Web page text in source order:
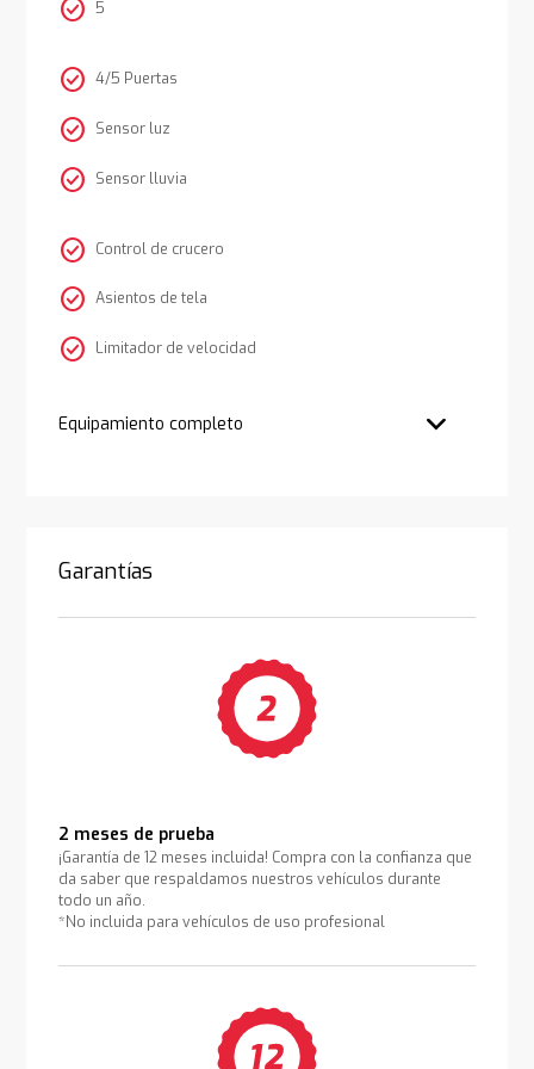
check_circle 5
check_circle 4/5 Puertas
check_circle Sensor luz
check_circle Sensor lluvia
check_circle Control de crucero
check_circle Asientos de tela
check_circle Limitador de velocidad
Equipamiento completo
Garantías
2 meses de prueba
¡Garantía de 12 meses incluida! Compra con la confianza que
da saber que respaldamos nuestros vehículos durante
todo un año.
*No incluida para vehículos de uso profesional